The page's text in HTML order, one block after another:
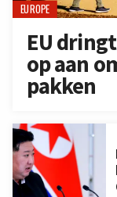
EUROPE
EU
op aan
pakken